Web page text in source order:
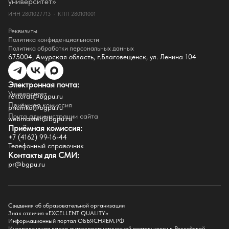
Документы
Контакты
Сведения о доходах
Доступная среда
Инфраструктура
Противодествие коррупции
Противодействие терроризму
Целевой капитал
Часто задаваемые вопросы
Внутренний сайт
Факультеты
Естественно-географический факультет
Историко-филологический факультет
Факультет иностранных языков
Факультет педагогики и психологии
Факультет физической культуры и спорта
Подготовительное отделение для иностранных граждан
Поступление
Приемная комиссия
ИНН 2801027713 · КПП 280101001
Реквизиты
Политика конфиденциальности
Политика обработки персональных данных
675004, Амурская область, г.Благовещенск, ул. Ленина 104
Электронная почта:
Университет
rektorat@bgpu.ru
Приёмная комиссия
priemka@bgpu.ru
Почта администрации сайта
webmaster@bgpu.ru
Приёмная комиссия:
+7 (4162) 99-16-44
Телефонный справочник
Контакты для СМИ:
pr@bgpu.ru
Сведения об образовательной организации
Знак отличия «EXCELLENT QUALITY»
Информационный портал ОБЪЯСНЯЕМ.РФ